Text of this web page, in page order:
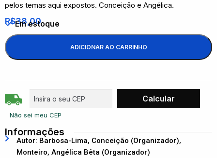
pelos temas aqui expostos. Conceição e Angélica.
R$38,00
Em estoque
ADICIONAR AO CARRINHO
Não sei meu CEP
Informações
Autor: Barbosa-Lima, Conceição (Organizador),
Monteiro, Angélica Bêta (Organizador)